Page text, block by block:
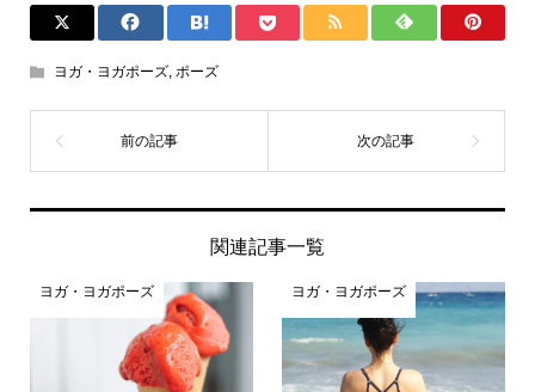
ヨガ・ヨガポーズ, ポーズ
関連記事一覧
ヨガ・ヨガポーズ ヨガ・ヨガポーズ